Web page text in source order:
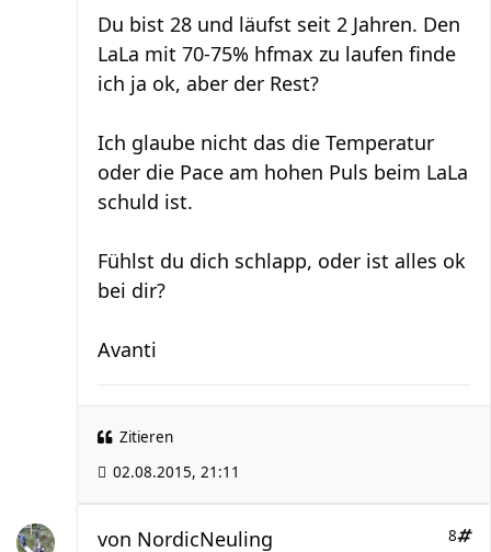
Du bist 28 und läufst seit 2 Jahren. Den
LaLa mit 70-75% hfmax zu laufen finde
ich ja ok, aber der Rest?
Ich glaube nicht das die Temperatur
oder die Pace am hohen Puls beim LaLa
schuld ist.
Fühlst du dich schlapp, oder ist alles ok
bei dir?
Avanti
Zitieren
02.08.2015, 21:11
8
von NordicNeuling